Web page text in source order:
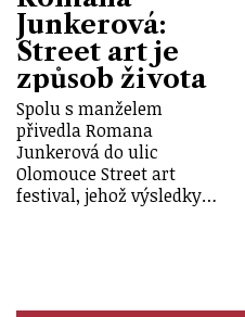
Junkerová:
Street art je
způsob života
Spolu s manželem
přivedla Romana
Junkerová do ulic
Olomouce Street art
festival, jehož výsledky…